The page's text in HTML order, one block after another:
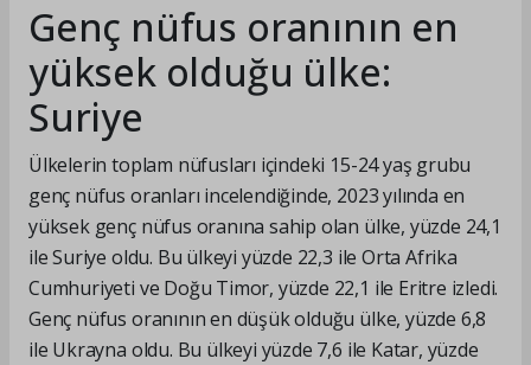
Genç nüfus oranının en
yüksek olduğu ülke:
Suriye
Ülkelerin toplam nüfusları içindeki 15-24 yaş grubu
genç nüfus oranları incelendiğinde, 2023 yılında en
yüksek genç nüfus oranına sahip olan ülke, yüzde 24,1
ile Suriye oldu. Bu ülkeyi yüzde 22,3 ile Orta Afrika
Cumhuriyeti ve Doğu Timor, yüzde 22,1 ile Eritre izledi.
Genç nüfus oranının en düşük olduğu ülke, yüzde 6,8
ile Ukrayna oldu. Bu ülkeyi yüzde 7,6 ile Katar, yüzde